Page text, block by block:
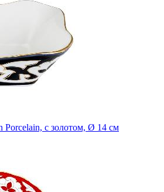
Porcelain, с золотом, Ø 14 см